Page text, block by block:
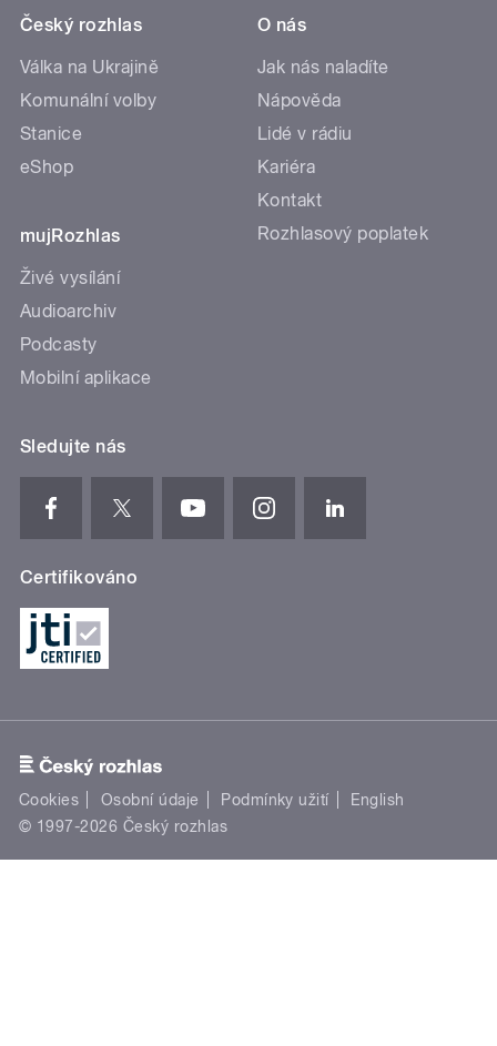
Český rozhlas
Válka na Ukrajině
Komunální volby
Stanice
eShop
mujRozhlas
Živé vysílání
Audioarchiv
Podcasty
Mobilní aplikace
O nás
Jak nás naladíte
Nápověda
Lidé v rádiu
Kariéra
Kontakt
Rozhlasový poplatek
Sledujte nás
Certifikováno
Cookies Osobní údaje Podmínky užití
English
© 1997-2026 Český rozhlas